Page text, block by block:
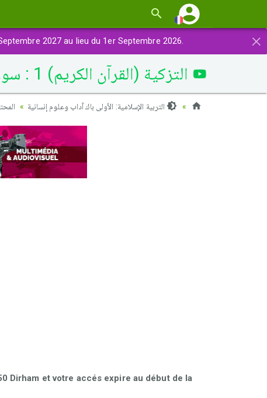
×
2027 au lieu du 1er Septembre 2026.
التزكية (القرآن الكريم) 1 : سورة يوسف من الآية 1 إلى الآية 20
التربية الإسلامية: الأولى باك آداب وعلوم إنسانية
Dirham et votre accés expire au début de la